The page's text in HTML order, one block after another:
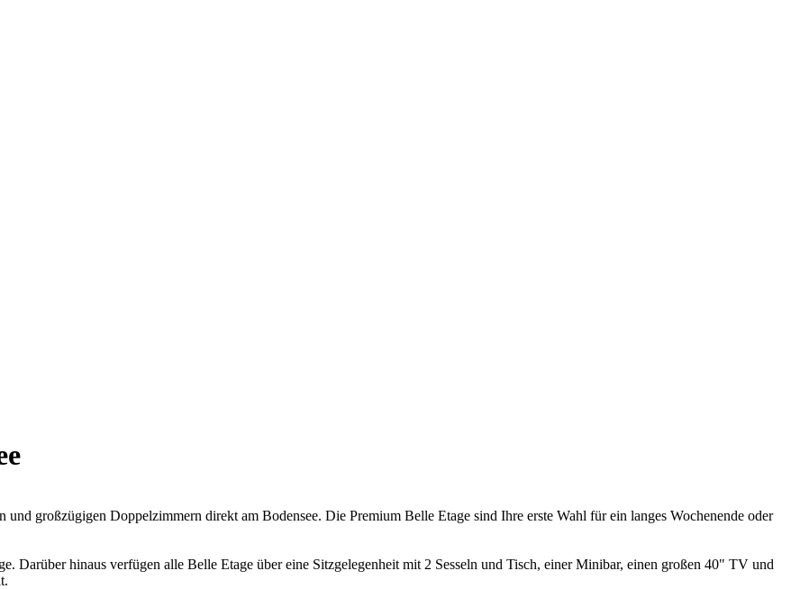
großzügigen Doppelzimmern direkt am Bodensee. Die Premium Belle Etage sind Ihre erste Wahl für ein langes Wochenende oder
Darüber hinaus verfügen alle Belle Etage über eine Sitzgelegenheit mit 2 Sesseln und Tisch, einer Minibar, einen großen 40" TV und